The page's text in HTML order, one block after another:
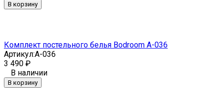
В корзину
Комплект постельного белья Bodroom A-036
Артикул:A-036
3 490 ₽
В наличии
В корзину